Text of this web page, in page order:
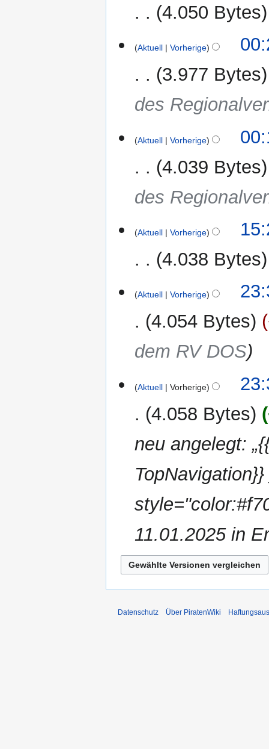
4.050 Bytes
Aktuell Vorherige
3.977 Bytes
des
Aktuell Vorherige
4.039 Bytes
des
Dezember
Aktuell Vorherige
4.038 Bytes
e
B
e
r
t
u
n
g
z
s
m
m
f
November
Aktuell Vorherige
4.054 Bytes
dem RV DOS
Aktuell Vorherige
4.058 Bytes
neu angelegt:
11.01.2025 in
Datenschutz Über PiratenWiki